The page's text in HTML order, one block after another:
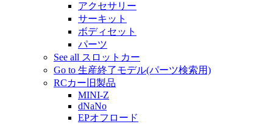
アクセサリー
サーキット
ボディセット
パーツ
See all スロットカー
Go to 生産終了モデル(パーツ検索用)
RCカー旧製品
MINI-Z
dNaNo
EPオフロード